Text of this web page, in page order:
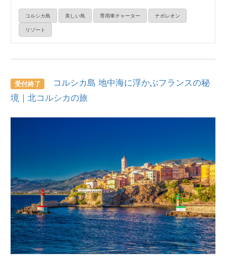
コルシカ島 美しい島 専用車チャーター
ナポレオン
リゾート
受付終了
コルシカ島 地中海に浮かぶフランスの秘
境｜北コルシカの旅